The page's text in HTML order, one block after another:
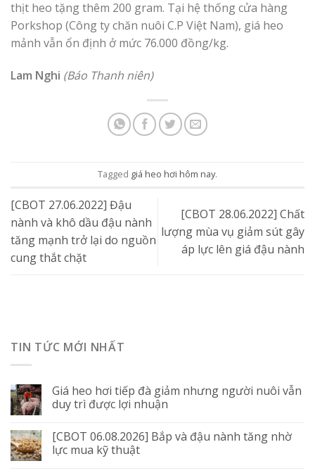
thịt heo tặng thêm 200 gram. Tại hệ thống cửa hàng
Porkshop (Công ty chăn nuôi C.P Việt Nam), giá heo
mảnh vẫn ổn định ở mức 76.000 đồng/kg.
Lam Nghi (Báo Thanh niên)
Tagged giá heo hơi hôm nay.
[CBOT 27.06.2022] Đậu
nành và khô dầu đậu nành
tăng mạnh trở lại do nguồn
cung thắt chặt
[CBOT 28.06.2022] Chất
lượng mùa vụ giảm sút gây
áp lực lên giá đậu nành
TIN TỨC MỚI NHẤT
Giá heo hơi tiếp đà giảm nhưng người nuôi vẫn
duy trì được lợi nhuận
[CBOT 06.08.2026] Bắp và đậu nành tăng nhờ
lực mua kỹ thuật